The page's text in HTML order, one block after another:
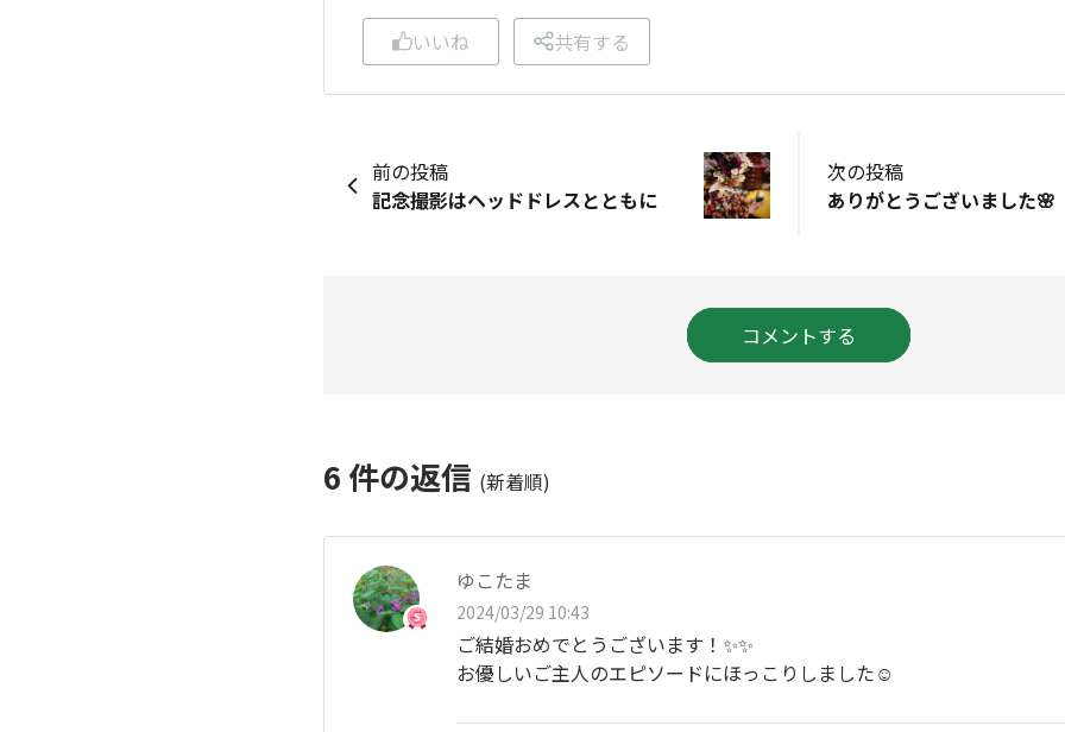
いいね 共有する
前の投稿
記念撮影はヘッドドレスとともに
次の投稿
ありがとうございました🌸
コメントする
6 件の返信 (新着順)
ゆこたま
2024/03/29 10:43
ご結婚おめでとうございます！✨✨
お優しいご主人のエピソードにほっこりしました☺️